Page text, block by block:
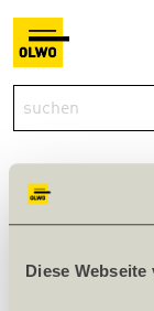
Diese
VELUX-